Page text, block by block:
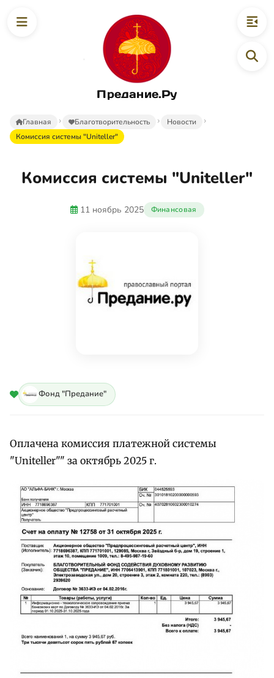
Предание.Ру
Главная Благотворительность
Новости
Комиссия системы "Uniteller"
Комиссия системы "Uniteller"
11 ноябрь 2025 Финансовая
Фонд "Предание"
Оплачена комиссия платежной системы
"Uniteller"" за октябрь 2025 г.